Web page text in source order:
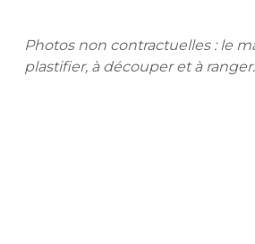
Photos non contractuelles : le
plastifier, à découper et à ranger.